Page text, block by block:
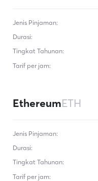
Jenis Pinjaman:
Durasi:
Tingkat Tahunan:
Tarif per jam:
EthereumETH
Jenis Pinjaman:
Durasi:
Tingkat Tahunan:
Tarif per jam: